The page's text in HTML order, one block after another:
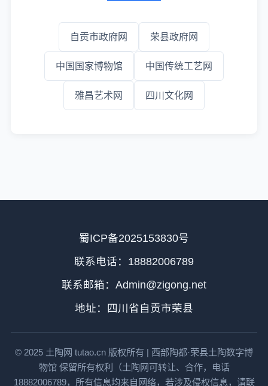
自贡市政府网 荣县政府网
中国国家博物馆 中国传统工艺网
雅昌艺术网 四川文化网
蜀ICP备2025153830号
联系电话：18882006789
联系邮箱：Admin@zigong.net
地址：四川省自贡市荣县
© 2025 土陶网 tutao.cn 版权所有 | 西部陶都·荣县土陶数字博
物馆 保留所有权利（土陶网可转让、合作，电话
18882006789，所有信息均来自网络，若涉及侵权信息，请联